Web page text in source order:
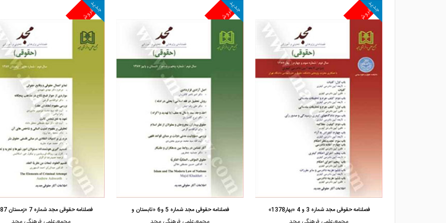
مشاهده و خرید
پرفروش
جدید
مشاهده و خرید
فصلنامه حقوقی مجد شماره 3 و 4 «بهار1378»
پرفروش
جدید
مشاهده و خرید
فصلنامه حقوقی مجد شماره 5 و6 «تابستان و
پرفروش
جدید
فصلنامه حقوقی مجد شماره 7 «زمستان 1387»